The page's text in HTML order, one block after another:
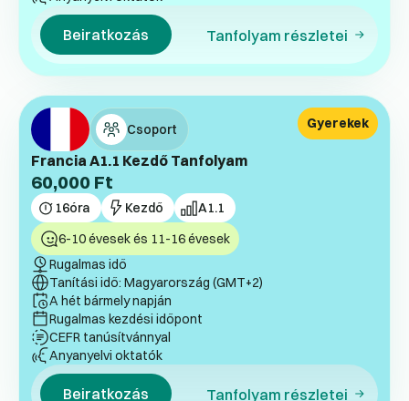
Beiratkozás Tanfolyam részletei
Csoport
Francia A1.1 Kezdő Tanfolyam
60,000 Ft
16óra Kezdő A1.1
Gyerekek
6-10 évesek és 11-16 évesek
Rugalmas idő
Tanítási idő: Magyarország (GMT+2)
A hét bármely napján
Rugalmas kezdési időpont
CEFR tanúsítvánnyal
Anyanyelvi oktatók
Beiratkozás Tanfolyam részletei